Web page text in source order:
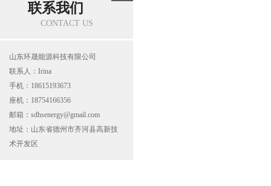
联系我们
CONTACT US
山东环晟能源科技有限公司
联系人：Irina
手机：18615193673
座机：18754166356
邮箱：sdhsenergy@gmail.com
地址：山东省德州市齐河县高新技
术开发区